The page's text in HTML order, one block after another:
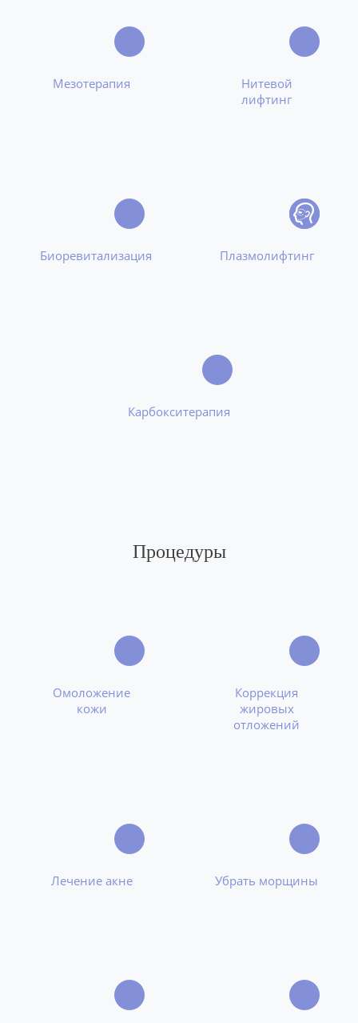
Мезотерапия
Нитевой
лифтинг
Биоревитализация Плазмолифтинг
Карбокситерапия
Процедуры
Омоложение
кожи
Коррекция
жировых
отложений
Лечение акне Убрать морщины